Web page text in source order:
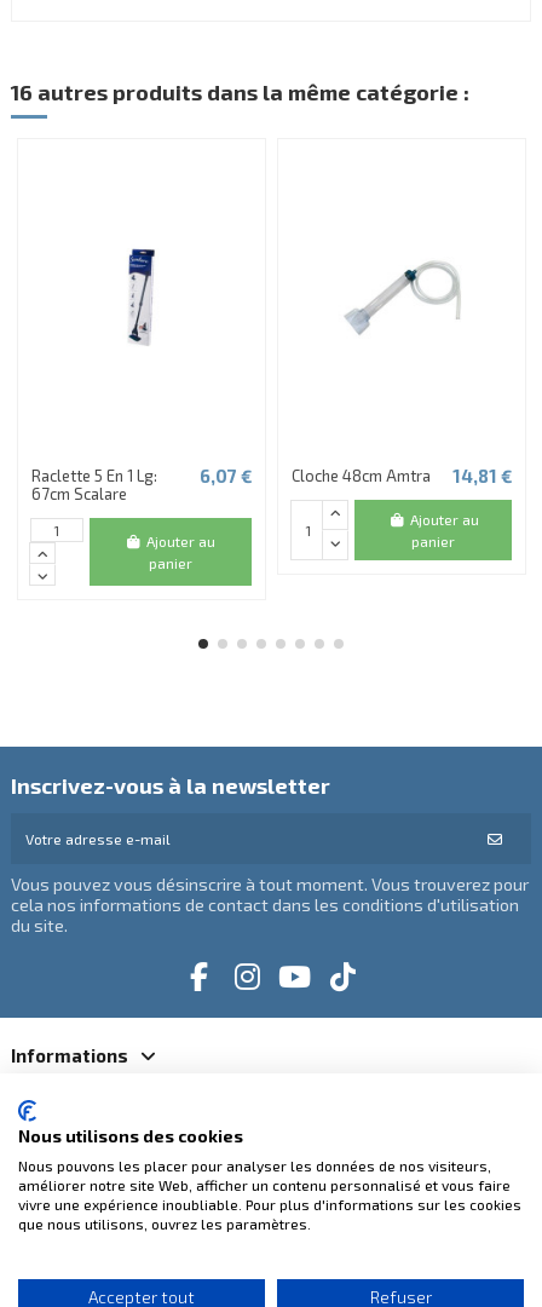
16 autres produits dans la même catégorie :
Raclette 5 En 1 Lg:
67cm Scalare
6,07 €
Ajouter au
panier
Cloche 48cm Amtra 14,81 €
Ajouter au
panier
Inscrivez-vous à la newsletter
Vous pouvez vous désinscrire à tout moment. Vous trouverez pour
cela nos informations de contact dans les conditions d'utilisation
du site.
Informations
Catégories
Contactez-nous
Nous utilisons des cookies
Nous pouvons les placer pour analyser les données de nos visiteurs,
améliorer notre site Web, afficher un contenu personnalisé et vous faire
vivre une expérience inoubliable. Pour plus d'informations sur les cookies
que nous utilisons, ouvrez les paramètres.
Accepter tout Refuser